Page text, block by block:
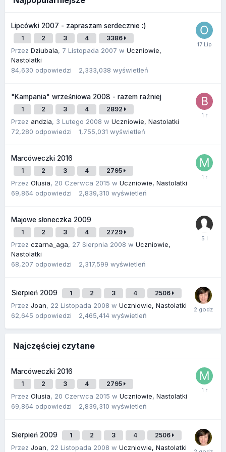
Lipcówki 2007 - zapraszam serdecznie :)
1 2 3 4 3386
Przez Dziubala, 7 Listopada 2007 w Uczniowie,
Nastolatki
84,630 odpowiedzi 2,333,038 wyświetleń
"Kampania" wrześniowa 2008 - razem raźniej
1 2 3 4 2892
Przez andzia, 3 Lutego 2008 w Uczniowie, Nastolatki
72,280 odpowiedzi 1,755,031 wyświetleń
Marcóweczki 2016
1 2 3 4 2795
Przez Olusia, 20 Czerwca 2015 w Uczniowie, Nastolatki
69,864 odpowiedzi 2,839,310 wyświetleń
Majowe słoneczka 2009
1 2 3 4 2729
Przez czarna_aga, 27 Sierpnia 2008 w Uczniowie,
Nastolatki
68,207 odpowiedzi 2,317,599 wyświetleń
Sierpień 2009 1 2 3 4 2506
Przez Joan, 22 Listopada 2008 w Uczniowie, Nastolatki
62,645 odpowiedzi 2,465,414 wyświetleń
Najczęściej czytane
Marcóweczki 2016
1 2 3 4 2795
Przez Olusia, 20 Czerwca 2015 w Uczniowie, Nastolatki
69,864 odpowiedzi 2,839,310 wyświetleń
Sierpień 2009 1 2 3 4 2506
Przez Joan, 22 Listopada 2008 w Uczniowie, Nastolatki